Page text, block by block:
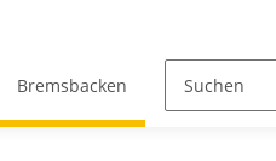
Bremsbacken Zubehör